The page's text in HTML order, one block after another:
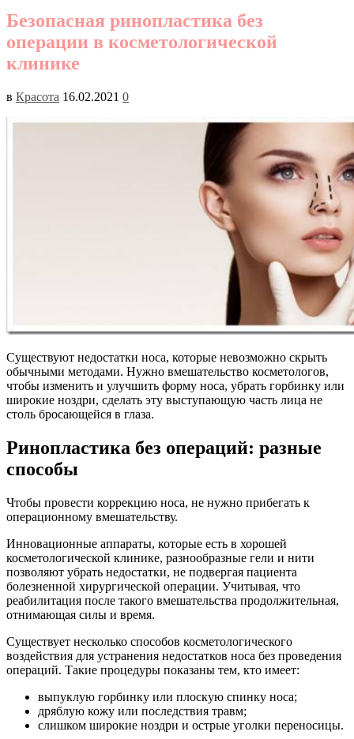
Безопасная ринопластика без
операции в косметологической
клинике
в Красота 16.02.2021 0
Существуют недостатки носа, которые невозможно скрыть
обычными методами. Нужно вмешательство косметологов,
чтобы изменить и улучшить форму носа, убрать горбинку или
широкие ноздри, сделать эту выступающую часть лица не
столь бросающейся в глаза.
Ринопластика без операций: разные
способы
Чтобы провести коррекцию носа, не нужно прибегать к
операционному вмешательству.
Инновационные аппараты, которые есть в хорошей
косметологической клинике, разнообразные гели и нити
позволяют убрать недостатки, не подвергая пациента
болезненной хирургической операции. Учитывая, что
реабилитация после такого вмешательства продолжительная,
отнимающая силы и время.
Существует несколько способов косметологического
воздействия для устранения недостатков носа без проведения
операций. Такие процедуры показаны тем, кто имеет:
выпуклую горбинку или плоскую спинку носа;
дряблую кожу или последствия травм;
слишком широкие ноздри и острые уголки переносицы.